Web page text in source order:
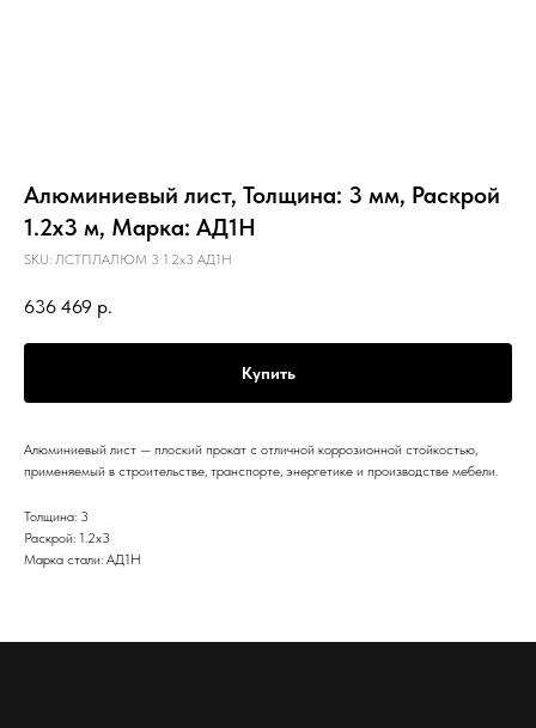
Алюминиевый лист, Толщина: 3 мм, Раскрой
1.2х3 м, Марка: АД1Н
SKU: ЛСТПЛАЛЮМ 3 1.2х3 АД1Н
636 469 р.
Купить
Алюминиевый лист — плоский прокат с отличной коррозионной стойкостью,
применяемый в строительстве, транспорте, энергетике и производстве мебели.
Толщина: 3
Раскрой: 1.2х3
Марка стали: АД1Н